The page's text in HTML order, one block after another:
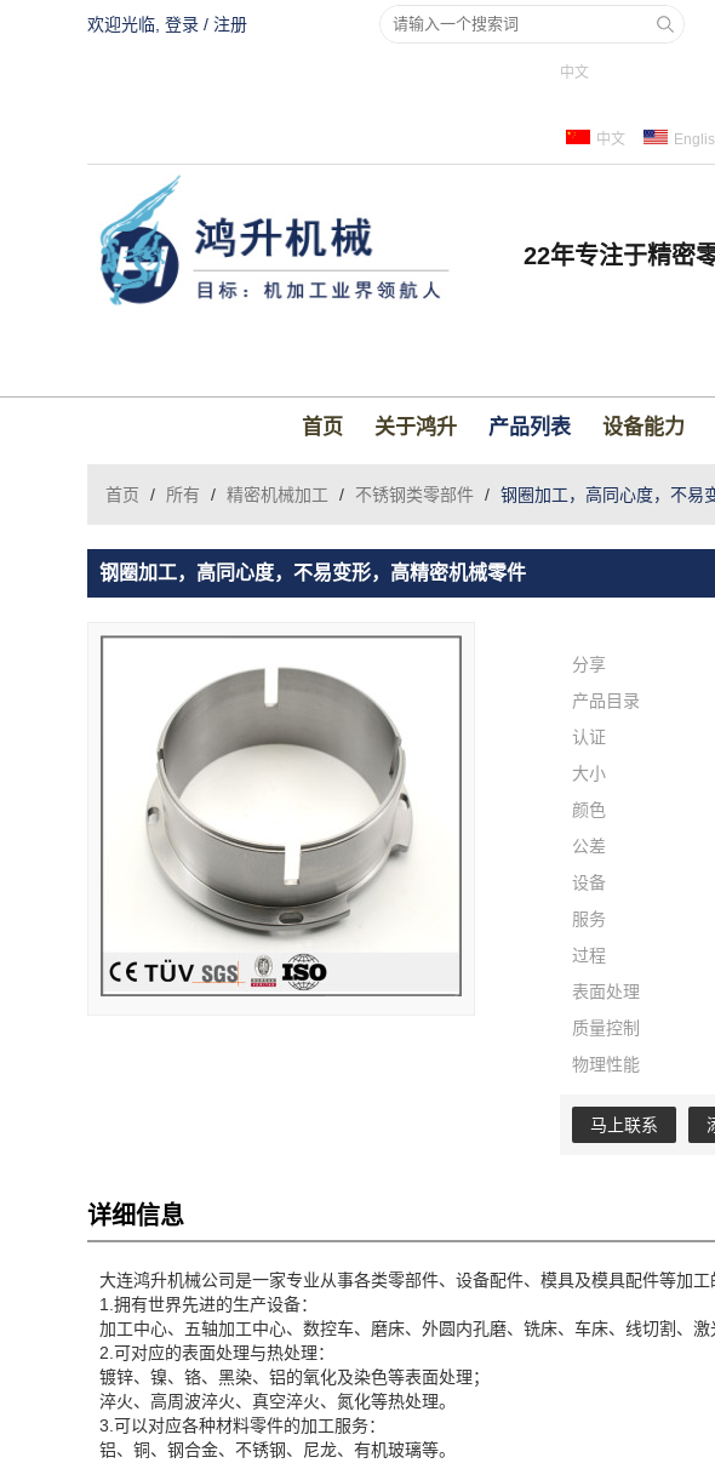
欢迎光临, 登录 / 注册
中文
中文
22年专注于精密
首页 关于鸿升 产品列表 设备能力
首页 / 所有 / 精密机械加工 / 不锈钢类零部件 / 钢圈加工，高同心度，不易
钢圈加工，高同心度，不易变形，高精密机械零件
分享
产品目录
认证
大小
颜色
公差
设备
服务
过程
表面处理
质量控制
物理性能
马上联系
详细信息
大连鸿升机械公司是一家专业从事各类零部件、设备配件、模具及模具配件等加
1.拥有世界先进的生产设备：
加工中心、五轴加工中心、数控车、磨床、外圆内孔磨、铣床、车床、线切割、激
2.可对应的表面处理与热处理：
镀锌、镍、铬、黑染、铝的氧化及染色等表面处理；
淬火、高周波淬火、真空淬火、氮化等热处理。
3.可以对应各种材料零件的加工服务：
铝、铜、钢合金、不锈钢、尼龙、有机玻璃等。